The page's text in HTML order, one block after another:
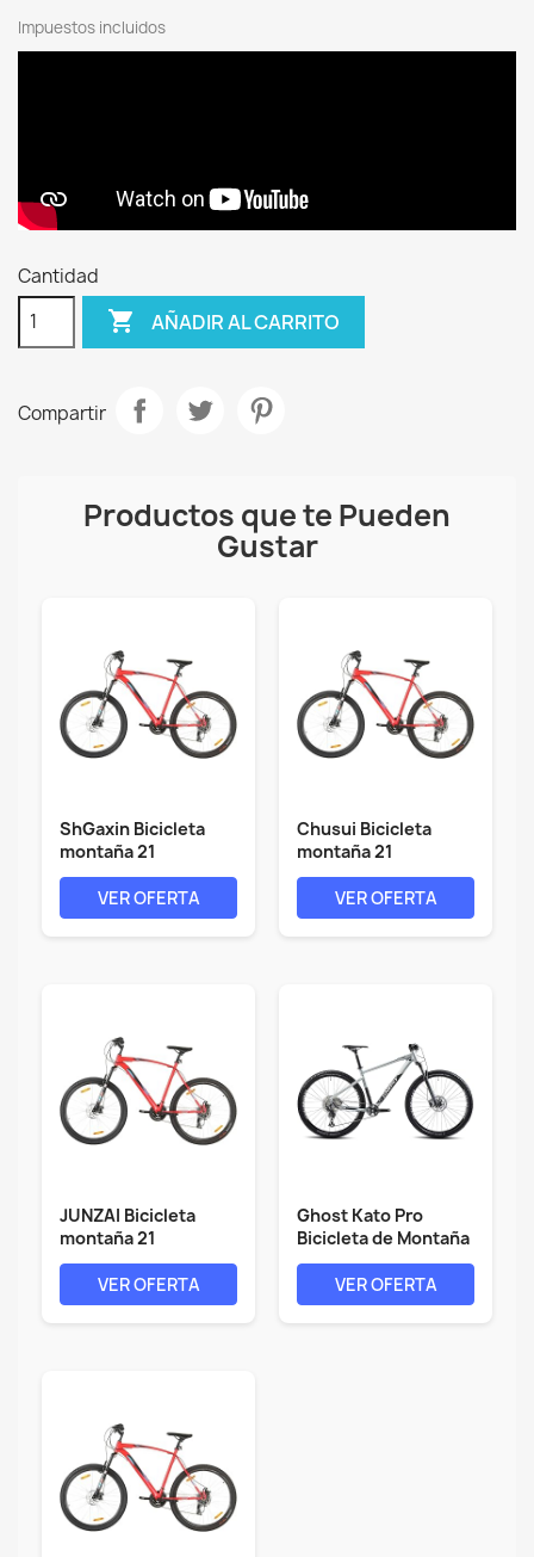
Impuestos incluidos
Cantidad
 AÑADIR AL CARRITO
Compartir
Productos que te Pueden
Gustar
ShGaxin Bicicleta
montaña 21
velocidades 29...
VER OFERTA
Chusui Bicicleta
montaña 21
velocidades 29...
VER OFERTA
JUNZAI Bicicleta
montaña 21
velocidades 29...
VER OFERTA
Ghost Kato Pro
Bicicleta de Montaña
(29" | gris...
VER OFERTA